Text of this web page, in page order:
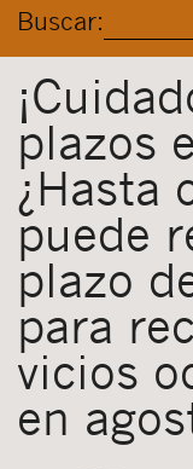
Buscar:
plazos
¿Hasta
puede
plazo
para
vicios
en